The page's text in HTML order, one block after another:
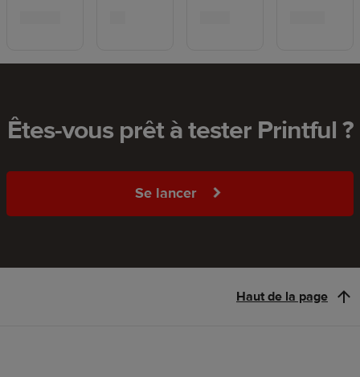
Êtes-vous prêt à tester Printful ?
Se lancer
Haut de la page